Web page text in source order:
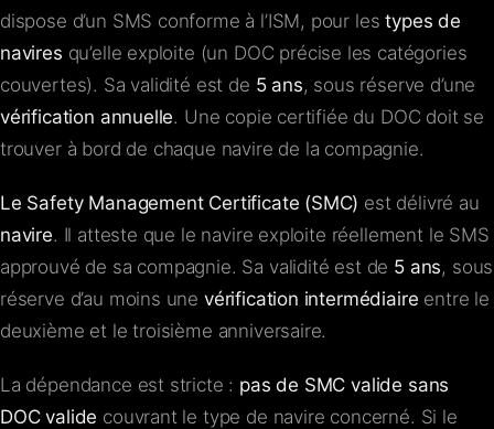
dispose d’un SMS conforme à l’ISM, pour lestypes de
navires qu’elle exploite (un DOC précise les catégories
couvertes). Sa validité est de 5 ans, sous réserve d’une
vérification annuelle. Une copie certifiée du DOC doit se
trouver à bord de chaque navire de la compagnie.
Le Safety Management Certificate (SMC) est délivré au
navire. Il atteste que le navire exploite réellement le SMS
approuvé de sa compagnie. Sa validité est de 5 ans, sous
réserve d’au moins une vérification intermédiaire entre le
deuxième et le troisième anniversaire.
La dépendance est stricte : pas de SMC valide sans
DOC valide couvrant le type de navire concerné. Si le